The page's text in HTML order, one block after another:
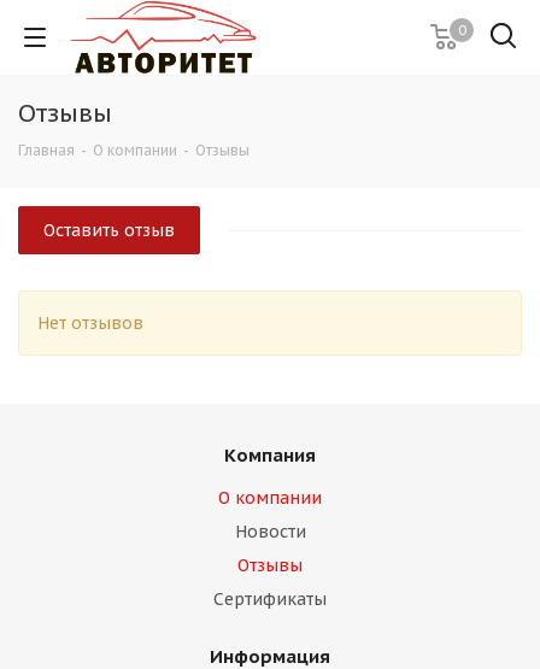
0
Отзывы
Главная - О компании - Отзывы
Оставить отзыв
Нет отзывов
Компания
О компании
Новости
Отзывы
Сертификаты
Информация